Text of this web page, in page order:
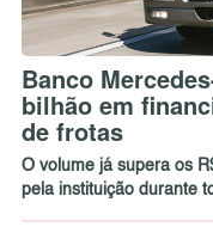
Banco
bilhão em
de frotas
O volume já supera os
pela instituição durante